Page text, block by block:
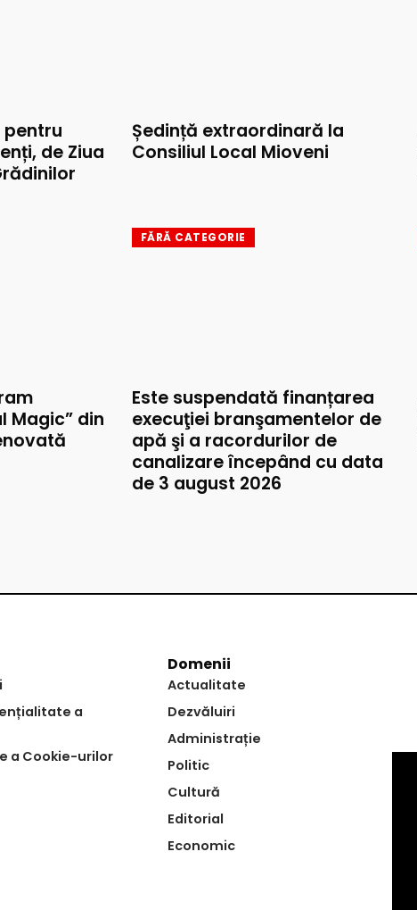
pentru
de Ziua
Ședință extraordinară la
Consiliul Local Mioveni
Magic” din
FĂRĂ CATEGORIE
Este suspendată finanțarea
execuţiei branşamentelor de
apă şi a racordurilor de
canalizare începând cu data
de 3 august 2026
a
a Cookie-urilor
Domenii
Actualitate
Dezvăluiri
Administrație
Politic
Cultură
Editorial
Economic